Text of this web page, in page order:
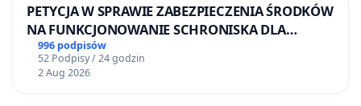
PETYCJA W SPRAWIE ZABEZPIECZENIA ŚRODKÓW
NA FUNKCJONOWANIE SCHRONISKA DLA
BEZDOMNYCH ZWIERZĄT W SKARYSZEWIE
996 podpisów
52 Podpisy / 24 godzin
2 Aug 2026